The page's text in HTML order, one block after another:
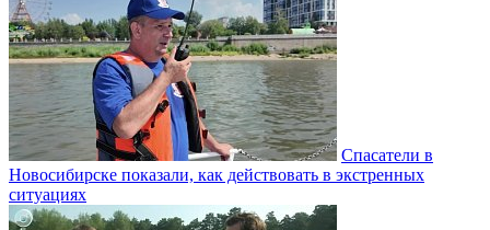
Спасатели в
Новосибирске показали, как действовать в экстренных
ситуациях